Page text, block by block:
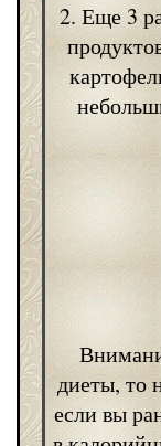
2. Еще 3
диеты, то
если вы